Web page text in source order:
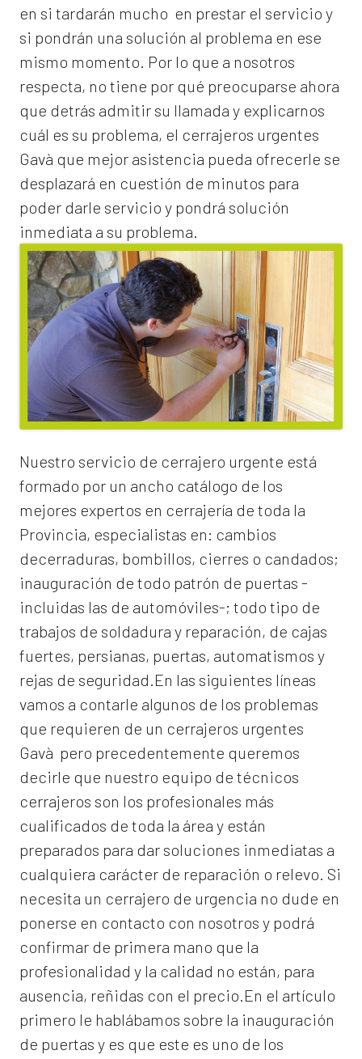
en si tardarán mucho en prestar el servicio y
si pondrán una solución al problema en ese
mismo momento. Por lo que a nosotros
respecta, no tiene por qué preocuparse ahora
que detrás admitir su llamada y explicarnos
cuál es su problema, el cerrajeros urgentes
Gavà que mejor asistencia pueda ofrecerle se
desplazará en cuestión de minutos para
poder darle servicio y pondrá solución
inmediata a su problema.
Nuestro servicio de cerrajero urgente está
formado por un ancho catálogo de los
mejores expertos en cerrajería de toda la
Provincia, especialistas en: cambios
decerraduras, bombillos, cierres o candados;
inauguración de todo patrón de puertas -
incluidas las de automóviles-; todo tipo de
trabajos de soldadura y reparación, de cajas
fuertes, persianas, puertas, automatismos y
rejas de seguridad.En las siguientes líneas
vamos a contarle algunos de los problemas
que requieren de un cerrajeros urgentes
Gavà pero precedentemente queremos
decirle que nuestro equipo de técnicos
cerrajeros son los profesionales más
cualificados de toda la área y están
preparados para dar soluciones inmediatas a
cualquiera carácter de reparación o relevo. Si
necesita un cerrajero de urgencia no dude en
ponerse en contacto con nosotros y podrá
confirmar de primera mano que la
profesionalidad y la calidad no están, para
ausencia, reñidas con el precio.En el artículo
primero le hablábamos sobre la inauguración
de puertas y es que este es uno de los